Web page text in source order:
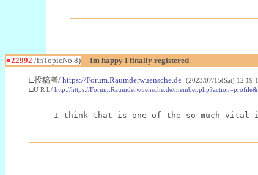
■22992 /inTopicNo.8) Im happy I finally registered
□投稿者/ https://Forum.Raumderwuensche.de -(2023/07/15(Sat)
□U R L/ http://https://Forum.Raumderwuensche.de/
I think that is one of the so much vital